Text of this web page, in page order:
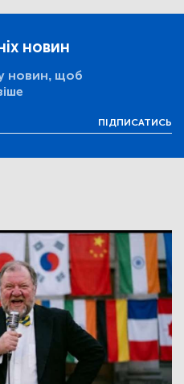
новин
новин, щоб
ПІДПИСАТИСЬ